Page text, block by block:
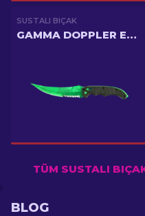
SUSTALI BIÇAK
GAMMA DOPPLER EMERALD
TÜM SUSTALI
BLOG